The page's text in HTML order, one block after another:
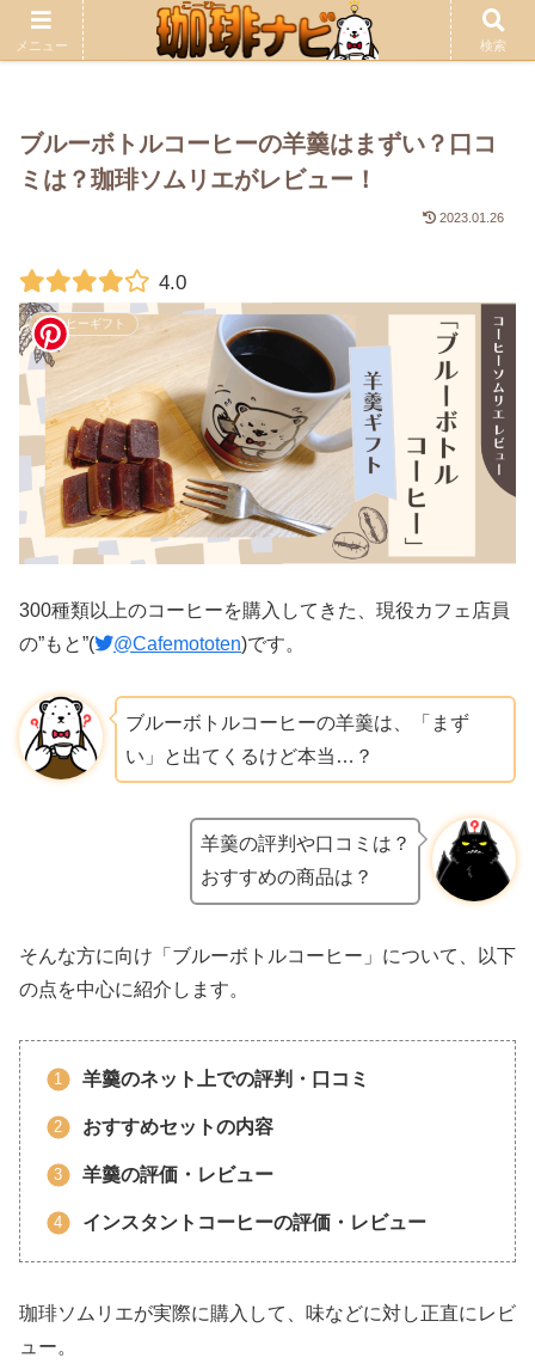
当サイトの記事には広告が含まれます。 広告について
ブルーボトルコーヒーの羊羹はまずい？口コ
ミは？珈琲ソムリエがレビュー！
2023.01.26
4.0
コーヒーギフト
300種類以上のコーヒーを購入してきた、現役カフェ店員
の”もと”(
@Cafemototen)です。
ブルーボトルコーヒーの羊羹は、「まず
い」と出てくるけど本当…？
羊羹の評判や口コミは？
おすすめの商品は？
そんな方に向け「ブルーボトルコーヒー」について、以下
の点を中心に紹介します。
羊羹のネット上での評判・口コミ
おすすめセットの内容
羊羹の評価・レビュー
インスタントコーヒーの評価・レビュー
珈琲ソムリエが実際に購入して、味などに対し正直にレビ
ュー。
メニュー 検索